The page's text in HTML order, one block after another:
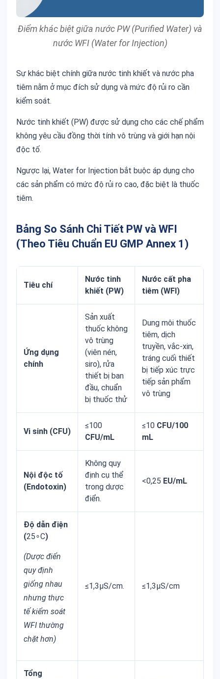
Điểm khác biệt giữa nước PW (Purified Water) và
nước WFI (Water for Injection)
Sự khác biệt chính giữa nước tinh khiết và nước pha
tiêm nằm ở mục đích sử dụng và mức độ rủi ro cần
kiểm soát.
Nước tinh khiết (PW) được sử dụng cho các chế phẩm
không yêu cầu đồng thời tính vô trùng và giới hạn nội
độc tố.
Ngược lại, Water for Injection bắt buộc áp dụng cho
các sản phẩm có mức độ rủi ro cao, đặc biệt là thuốc
tiêm.
Bảng So Sánh Chi Tiết PW và WFI
(Theo Tiêu Chuẩn EU GMP Annex 1)
Tiêu chí
Nước tinh
khiết (PW)
Nước cất pha
tiêm (WFI)
Ứng dụng
chính
Sản xuất
thuốc không
vô trùng
(viên nén,
siro), rửa
thiết bị ban
đầu, chuẩn
bị thuốc thử
Dung môi thuốc
tiêm, dịch
truyền, vắc-xin,
tráng cuối thiết
bị tiếp xúc trực
tiếp sản phẩm
vô trùng
Vi sinh (CFU)
≤100
CFU/mL
≤10 CFU/100
mL
Nội độc tố
(Endotoxin)
Không quy
định cụ thể
trong dược
điển.
<0,25 EU/mL
Độ dẫn điện
(25∘C)
(Dược điển
quy định
giống nhau
nhưng thực
tế kiểm soát
WFI thường
chặt hơn)
≤1,3μS/cm. ≤1,3μS/cm
Tổng